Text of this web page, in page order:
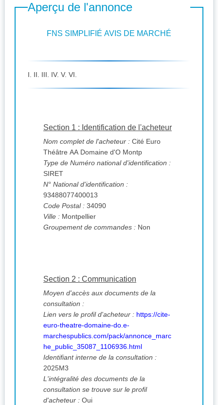
Aperçu de l'annonce
FNS SIMPLIFIÉ AVIS DE MARCHÉ
I. II. III. IV. V. VI.
Section 1 : Identification de l'acheteur
Nom complet de l'acheteur : Cité Euro
Théâtre AA Domaine d'O Montp
Type de Numéro national d'identification :
SIRET
N° National d'identification :
93488077400013
Code Postal : 34090
Ville : Montpellier
Groupement de commandes : Non
Section 2 : Communication
Moyen d'accès aux documents de la
consultation :
Lien vers le profil d'acheteur : https://cite-
euro-theatre-domaine-do.e-
marchespublics.com/pack/annonce_marc
he_public_35087_1106936.html
Identifiant interne de la consultation :
2025M3
L'intégralité des documents de la
consultation se trouve sur le profil
d'acheteur : Oui